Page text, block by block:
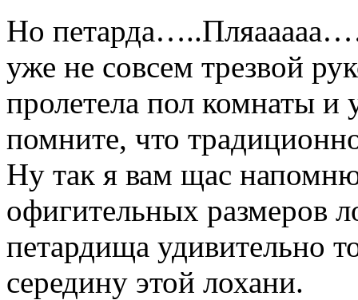
Но
уже не совсем трезвой
пролетела пол комнаты и
помните, что
Ну так я вам щас
офигительных размеров
петардища удивительно
середину этой лохани.